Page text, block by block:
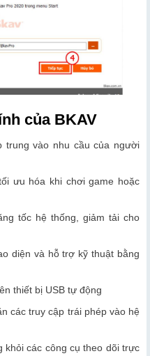
của BKAV
trung vào nhu cầu của người
ưu hóa khi chơi game hoặc
tốc hệ thống, giảm tải cho
diện và hỗ trợ kỹ thuật bằng
thiết bị USB tự động
các truy cập trái phép vào hệ
khỏi các công cụ theo dõi trực